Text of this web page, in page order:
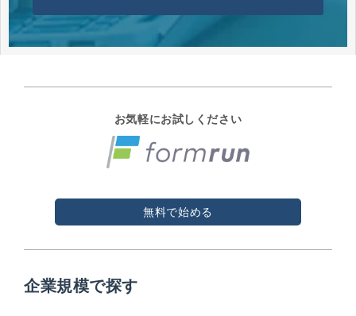
お気軽にお試しください
無料で始める
企業規模で探す